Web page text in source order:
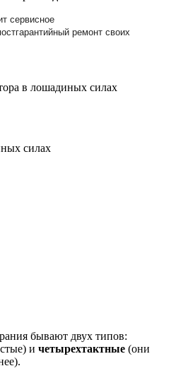
сервисное
ремонт своих
в лошадиных силах
силах
бывают двух типов:
и четырехтактные (они